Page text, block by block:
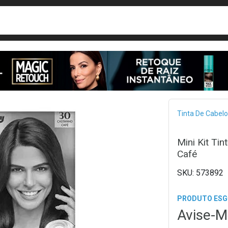
Tinta De Cabelo
Mini Kit
Café
573892
PRODUTO
Avise-